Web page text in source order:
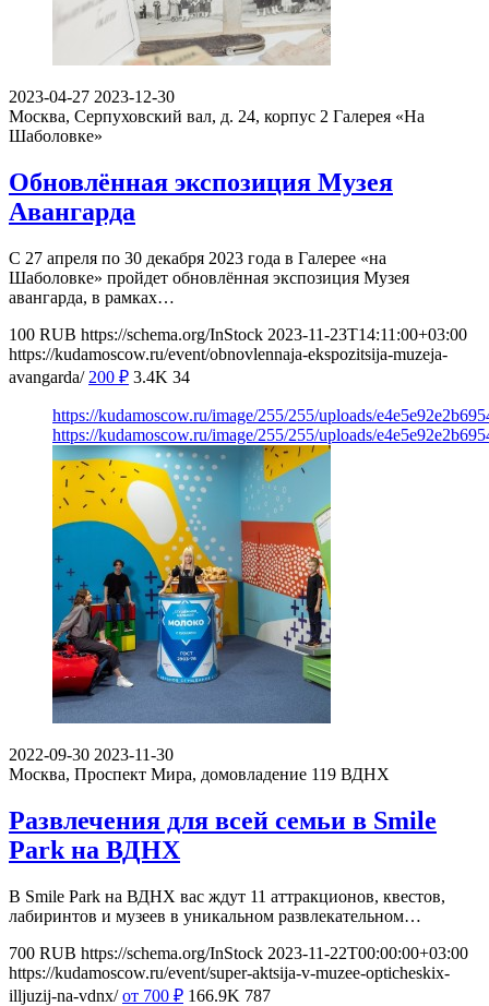
2023-04-27 2023-12-30
Москва, Серпуховский вал, д. 24, корпус 2 Галерея «На
Шаболовке»
Обновлённая экспозиция Музея
Авангарда
С 27 апреля по 30 декабря 2023 года в Галерее «на
Шаболовке» пройдет обновлённая экспозиция Музея
авангарда, в рамках…
100 RUB https://schema.org/InStock 2023-11-23T14:11:00+03:00
https://kudamoscow.ru/event/obnovlennaja-ekspozitsija-muzeja-
avangarda/ 200 ₽ 3.4K 34
https://kudamoscow.ru/image/255/255/uploads/
https://kudamoscow.ru/image/255/255/uploads/
2022-09-30 2023-11-30
Москва, Проспект Мира, домовладение 119 ВДНХ
Развлечения для всей семьи в Smile
Park на ВДНХ
В Smile Park на ВДНХ вас ждут 11 аттракционов, квестов,
лабиринтов и музеев в уникальном развлекательном…
700 RUB https://schema.org/InStock 2023-11-22T00:00:00+03:00
https://kudamoscow.ru/event/super-aktsija-v-muzee-opticheskix-
illjuzij-na-vdnx/ от 700 ₽ 166.9K 787